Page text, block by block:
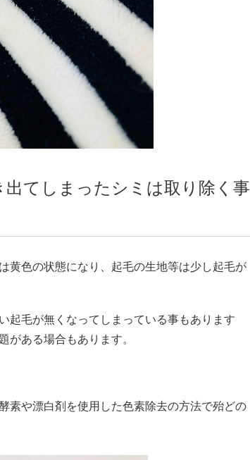
てしまったシミは取り除く事
黄色の状態になり、起毛の生地等は少し起毛が
起毛が無くなってしまっている事もあります
がある場合もあります。
素や漂白剤を使用した色素除去の方法で殆どの